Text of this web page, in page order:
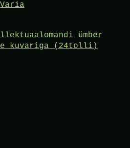
Varia
ümber
kuvariga (24tolli)